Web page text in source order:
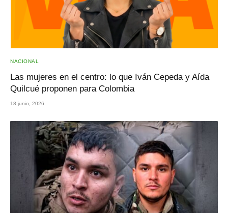
NACIONAL
Las mujeres en el centro: lo que Iván Cepeda y Aída
Quilcué proponen para Colombia
18 junio, 2026